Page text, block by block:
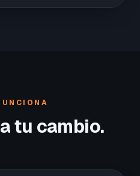
tu cambio.